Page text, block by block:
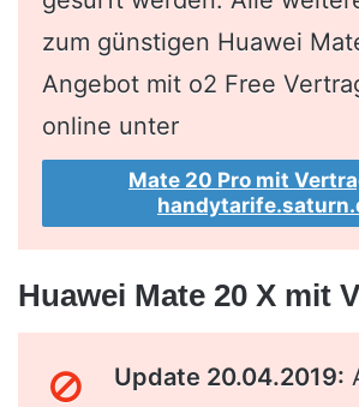
zum günstigen Huawei
Angebot mit o2 Free
online unter
Mate 20 Pro mit
Huawei Mate 20 X mit
Update 20.04.2019: